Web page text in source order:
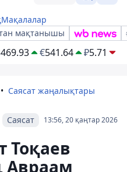
Мақалалар
мақтанышы
469.93 €541.64 ₽5.71
Саясат жаңалықтары
13:56, 20 қаңтар 2026
Саясат
Тоқаев
Авраам